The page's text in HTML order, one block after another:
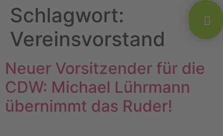
Schlagwort:
Vereinsvorstand
Neuer Vorsitzender für die
CDW: Michael Lührmann
übernimmt das Ruder!